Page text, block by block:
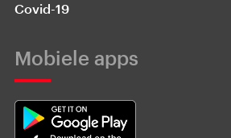
Covid-19
Mobiele apps